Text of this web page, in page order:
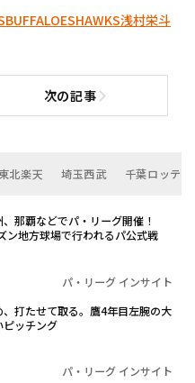
BUFFALOESHAWKS浅村栄斗
次の記事次の記事へ
東北楽天 埼玉西武 千葉ロッテ
那覇などでパ・リーグ開催！
ン地方球場で行われるパ公式戦
パ・リーグ インサイト
、打たせて取る。鷹4年目左腕の大
ピッチング
パ・リーグ インサイト